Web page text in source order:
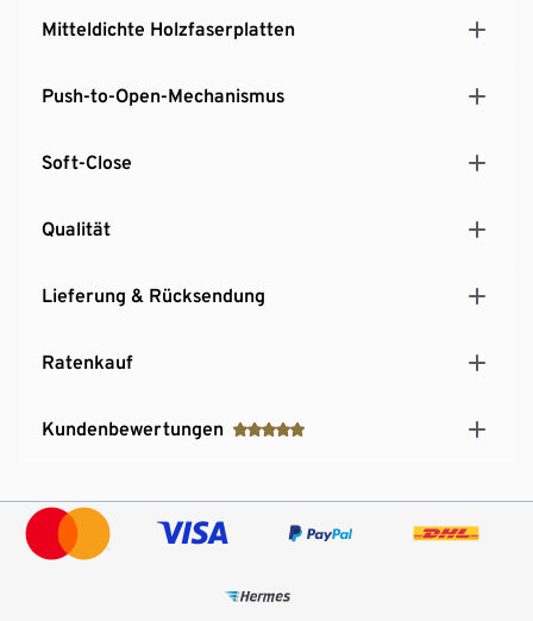
Mitteldichte Holzfaserplatten
Push-to-Open-Mechanismus
Soft-Close
Qualität
Lieferung & Rücksendung
Ratenkauf
Kundenbewertungen